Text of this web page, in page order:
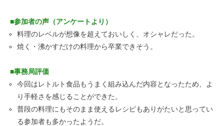
■参加者の声（アンケートより）
料理のレベルが想像を超えておいしく、オシャレだった。
焼く・沸かすだけの料理から卒業できそう。
■事務局評価
今回はレトルト食品もうまく組み込んだ内容となったため、よ
り手軽さを感じることができた。
普段の料理にもそのまま使えるレシピもありがたいと思ってい
る参加者も多かったようだ。